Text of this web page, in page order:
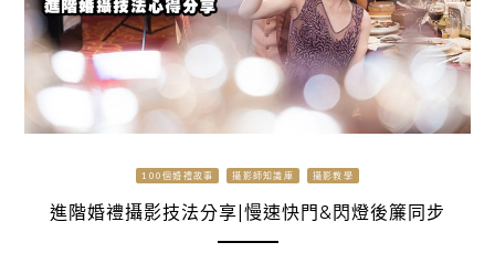
100個婚禮故事 攝影師知識庫 攝影教學
進階婚禮攝影技法分享|慢速快門&閃燈後簾同步